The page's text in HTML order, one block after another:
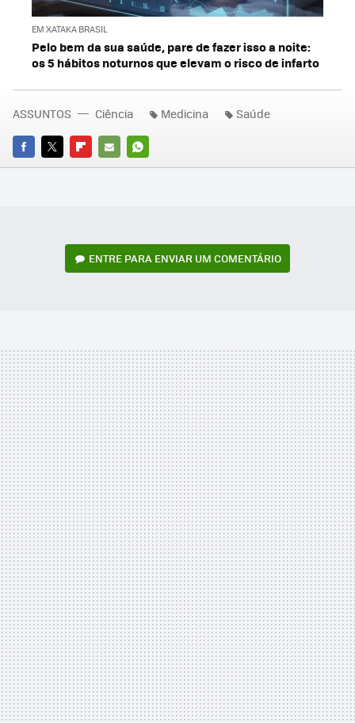
EM XATAKA BRASIL
Pelo bem da sua saúde, pare de fazer isso a noite:
os 5 hábitos noturnos que elevam o risco de infarto
FACEBOOK
TWITTERFLIPBOARD
E-
WHATSAPP
ASSUNTOS Ciência Medicina Saúde
ENTRE PARA ENVIAR UM COMENTÁRIO